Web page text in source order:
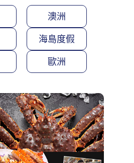
澳洲
海島度假
歐洲